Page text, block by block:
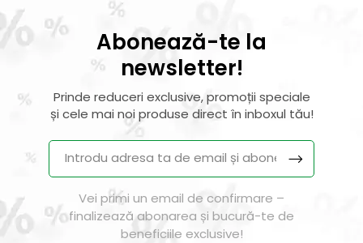
Abonează-te la
newsletter!
Prinde reduceri exclusive, promoții speciale
și cele mai noi produse direct în inboxul tău!
Vei primi un email de confirmare –
finalizează abonarea și bucură-te de
beneficiile exclusive!